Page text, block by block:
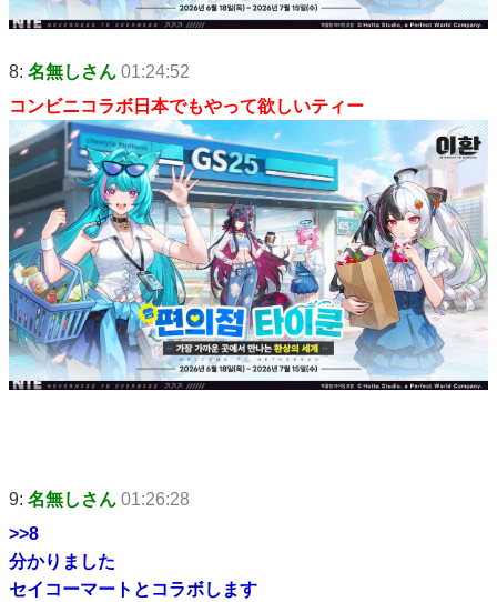
8: 名無しさん 01:24:52
コンビニコラボ日本でもやって欲しいティー
9: 名無しさん 01:26:28
>>8
分かりました
セイコーマートとコラボします